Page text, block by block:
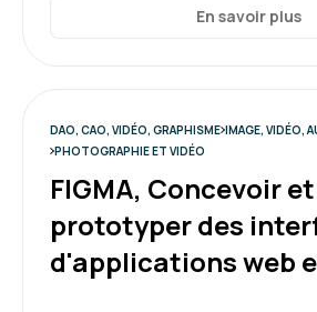
En savoir plus
DAO, CAO, VIDÉO, GRAPHISME IMAGE, VIDÉO,
PHOTOGRAPHIE ET VIDÉO
FIGMA, Concevoir et
prototyper des
d'applications web